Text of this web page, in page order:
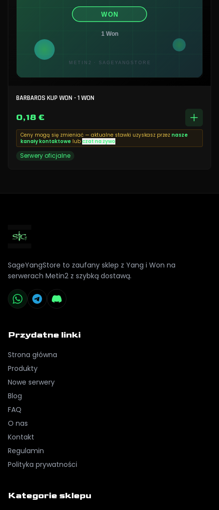
BARBAROS KUP WON - 1 WON
0,18 €
Ceny mogą się zmieniać — aktualne stawki uzyskasz przez nasze
kanały kontaktowe lub czat na żywo
Serwery oficjalne
SageYangStore to zaufany sklep z Yang i Won na
serwerach Metin2 z szybką dostawą.
Przydatne linki
Strona główna
Produkty
Nowe serwery
Blog
FAQ
O nas
Kontakt
Regulamin
Polityka prywatności
Kategorie sklepu